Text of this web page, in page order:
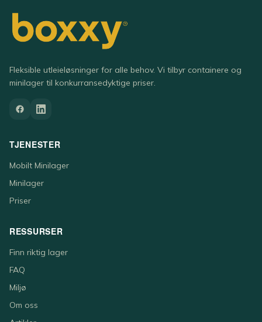
Fleksible utleieløsninger for alle behov. Vi tilbyr containere og
minilager til konkurransedyktige priser.
TJENESTER
Mobilt Minilager
Minilager
Priser
RESSURSER
Finn riktig lager
FAQ
Miljø
Om oss